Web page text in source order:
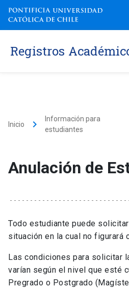
Registros
Inicio keyboard_arrow_right
Información para
estudiantes
Anulación de
Todo estudiante puede
situación en la cual no figurará
Las condiciones para solicitar
varían según el nivel que esté
Pregrado o Postgrado